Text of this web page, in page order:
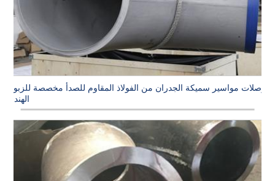
وصلات مواسير سميكة الجدران من الفولاذ المقاوم للصدأ مخصصة للزبون
الهندي